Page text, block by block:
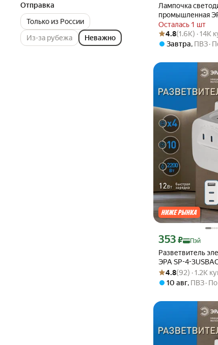
Отправка
Только из России
Из-за рубежа
Неважно
Лампочка
промышленная
E27/E40 60 Вт
4000К
свет, 1 шт
Осталась 1 шт
Рейтинг товара: 4.8
Оценок: (1.6K) · 14K
4.8(1.6K) · 14K
Завтра, ПВЗ
Разветвитель
ЭРА SP-4-
розетки + 3 USB
шторками 10А
Цена с картой
353 ₽ Пэй
Рейтинг товара: 4.8
Оценок: (92) · 1.2K
4.8(92) · 1.2K
10 авг, ПВЗ По